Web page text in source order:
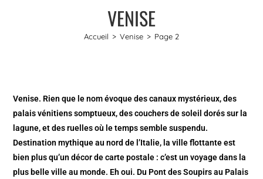
VENISE
Accueil > Venise > Page 2
Venise. Rien que le nom évoque des canaux mystérieux, des
palais vénitiens somptueux, des couchers de soleil dorés sur la
lagune, et des ruelles où le temps semble suspendu.
Destination mythique au nord de l’Italie, la ville flottante est
bien plus qu’un décor de carte postale : c’est un voyage dans la
plus belle ville au monde. Eh oui. Du Pont des Soupirs au Palais